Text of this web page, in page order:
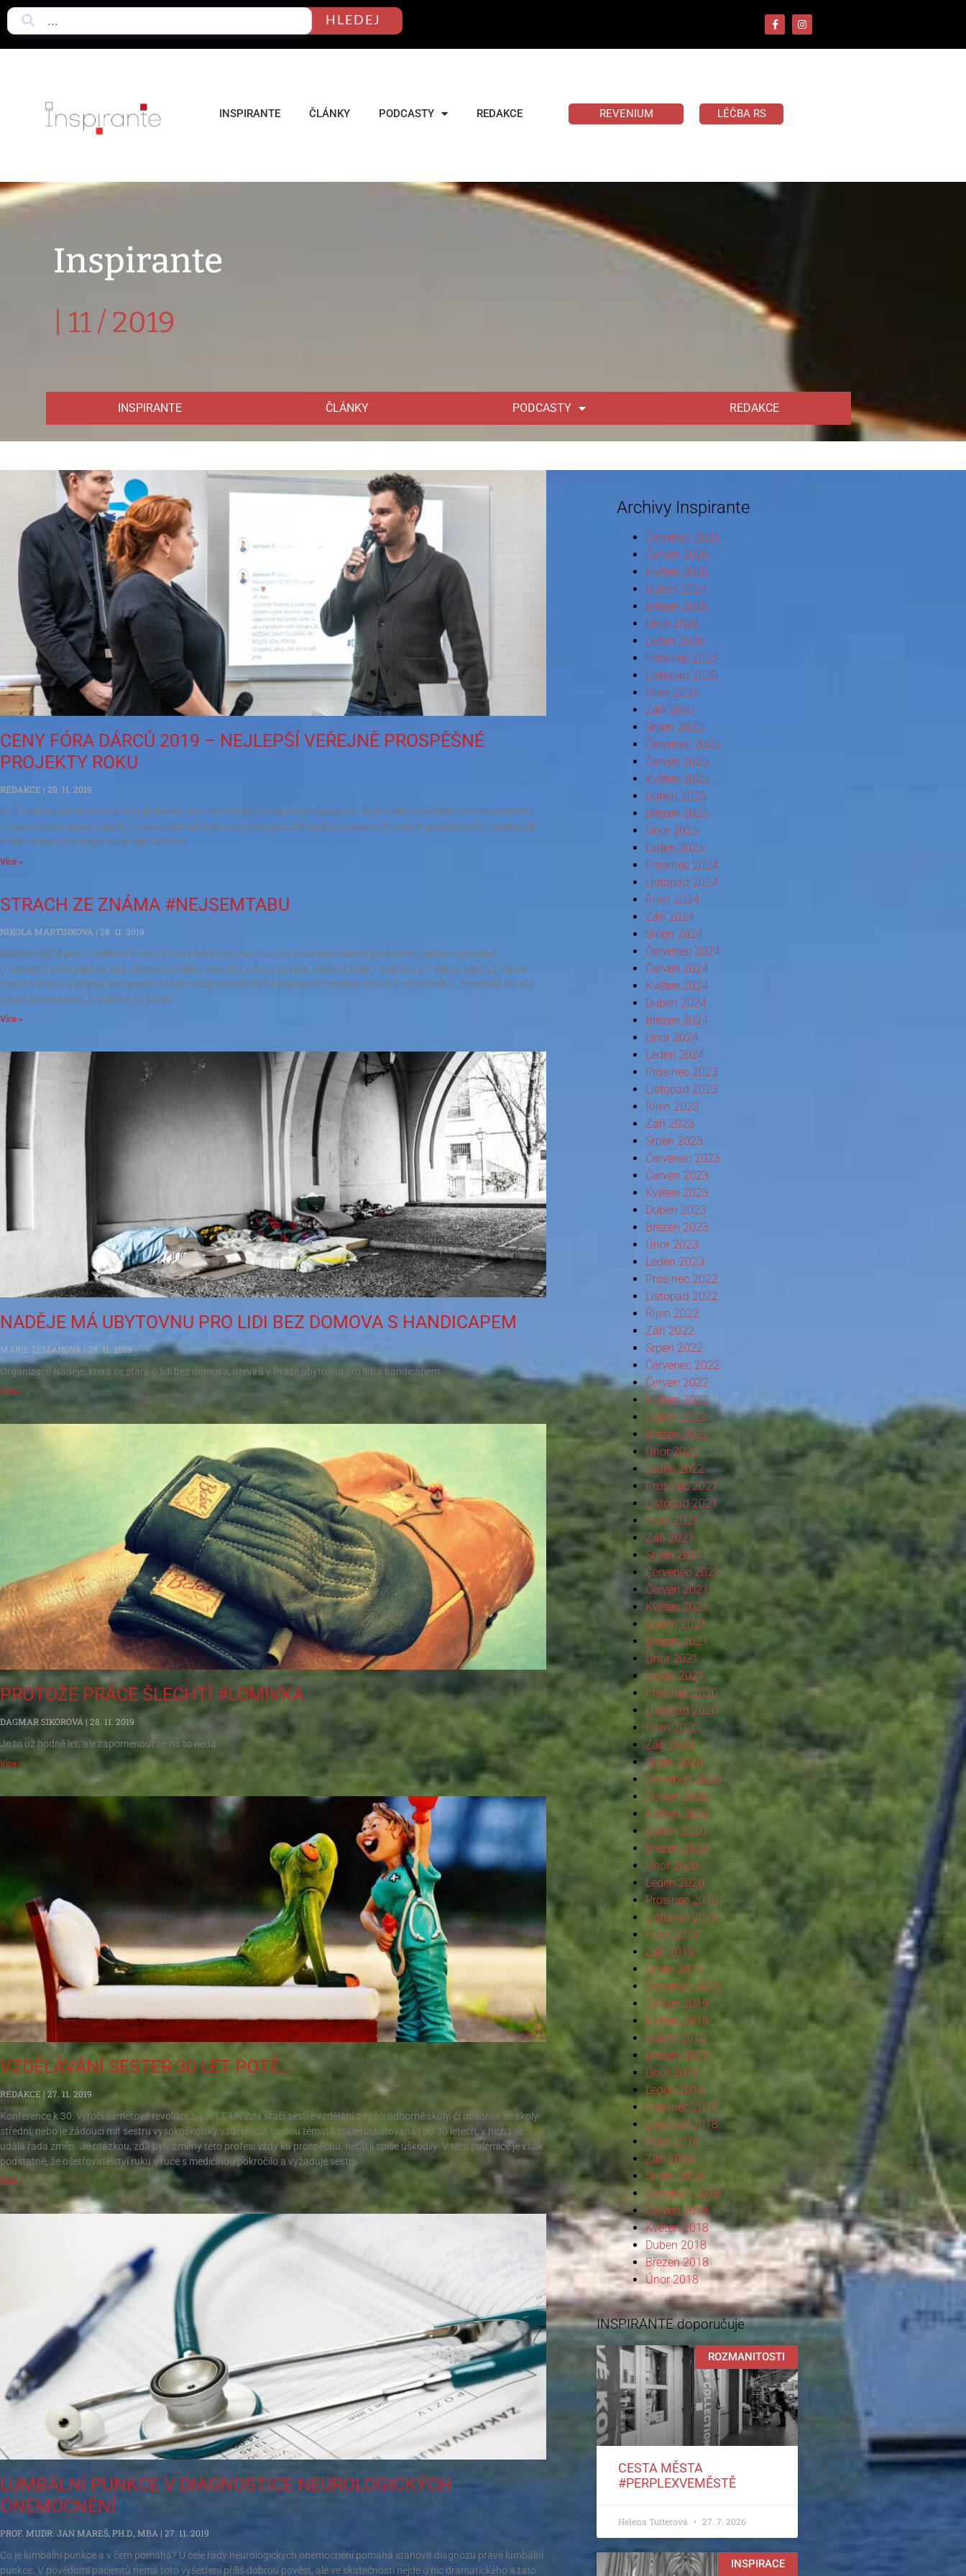
HLEDEJ
INSPIRANTE ČLÁNKY PODCASTY REDAKCE REVENIUM LÉČBA RS
Inspirante
11 / 2019
INSPIRANTE ČLÁNKY PODCASTY REDAKCE
CENY FÓRA DÁRCŮ 2019 – NEJLEPŠÍ VEŘEJNĚ PROSPĚŠNÉ
PROJEKTY ROKU
REDAKCE
29. 11. 2019
Do Cen Fóra dárců se letos opět přihlásilo přes 200 veřejně prospěšných projektů. Stejně jako v loňském roce se soutěžilo
v oboru Komunikace a Sbírky. Hodnotitelé tak měli možnost posoudit kvalitu zajímavých veřejně prospěšných projektů jak
z řad neziskových organizací, tak od firem.
Více »
STRACH ZE ZNÁMA #NEJSEMTABU
NIKOLA MARTINKOVÁ
28. 11. 2019
Můžeme být k smrti vyděšení z toho, že nás čeká něco, co si ani ve snu nedovedeme představit, jak bude probíhat.
U pacientů tohle platí víc než u kohokoli jiného. Strach z toho, co přijde. Bude to bolet? Zvládnu to? Ale co když už máme
něco za sebou a projevy komplikací se nám zdají povědomé? A najednou nemáme strach z neznámého. Zmocňuje se nás
strach právě proto, že tušíme, co přijde…
Více »
NADĚJE MÁ UBYTOVNU PRO LIDI BEZ DOMOVA S HANDICAPEM
MARIE ZEMANOVÁ
28. 11. 2019
Organizace Naděje, která se stará o lidi bez domova, otevírá v Praze ubytovnu pro lidi s handicapem.
Více »
PROTOŽE PRÁCE ŠLECHTÍ #LOMIVKA
DAGMAR SIKOROVÁ
28. 11. 2019
Je to už hodně let, ale zapomenout se na to nedá.
Více »
VZDĚLÁVÁNÍ SESTER 30 LET POTÉ…
REDAKCE
27. 11. 2019
Konference k 30. výročí sametové revoluce na 3. LF UK Zda stačí sestře vzdělání z vyšší odborné školy, či dokonce ze školy
střední, nebo je žádoucí mít sestru vysokoškolsky vzdělanou, to jsou témata stále diskutovaná i po 30 letech, v nichž se
udála řada změn. Je otázkou, zda byly změny této profesi vždy ku prospěchu, nebo jí spíše uškodily. V této polemice je však
podstatné, že ošetřovatelství ruku v ruce s medicínou pokročilo a vyžaduje sestru
Více »
LUMBÁLNÍ PUNKCE V DIAGNOSTICE NEUROLOGICKÝCH
ONEMOCNĚNÍ
PROF. MUDR. JAN MAREŠ, PH.D., MBA
27. 11. 2019
Co je lumbální punkce a v čem pomáhá? U celé řady neurologických onemocnění pomáhá stanovit diagnózu právě lumbální
punkce. V povědomí pacientů nemá toto vyšetření příliš dobrou pověst, ale ve skutečnosti nejde o nic dramatického a tato
Archivy Inspirante
Červenec 2026
Červen 2026
Květen 2026
Duben 2026
Březen 2026
Únor 2026
Leden 2026
Prosinec 2025
Listopad 2025
Říjen 2025
Září 2025
Srpen 2025
Červenec 2025
Červen 2025
Květen 2025
Duben 2025
Březen 2025
Únor 2025
Leden 2025
Prosinec 2024
Listopad 2024
Říjen 2024
Září 2024
Srpen 2024
Červenec 2024
Červen 2024
Květen 2024
Duben 2024
Březen 2024
Únor 2024
Leden 2024
Prosinec 2023
Listopad 2023
Říjen 2023
Září 2023
Srpen 2023
Červenec 2023
Červen 2023
Květen 2023
Duben 2023
Březen 2023
Únor 2023
Leden 2023
Prosinec 2022
Listopad 2022
Říjen 2022
Září 2022
Srpen 2022
Červenec 2022
Červen 2022
Květen 2022
Duben 2022
Březen 2022
Únor 2022
Leden 2022
Prosinec 2021
Listopad 2021
Říjen 2021
Září 2021
Srpen 2021
Červenec 2021
Červen 2021
Květen 2021
Duben 2021
Březen 2021
Únor 2021
Leden 2021
Prosinec 2020
Listopad 2020
Říjen 2020
Září 2020
Srpen 2020
Červenec 2020
Červen 2020
Květen 2020
Duben 2020
Březen 2020
Únor 2020
Leden 2020
Prosinec 2019
Listopad 2019
Říjen 2019
Září 2019
Srpen 2019
Červenec 2019
Červen 2019
Květen 2019
Duben 2019
Březen 2019
Únor 2019
Leden 2019
Prosinec 2018
Listopad 2018
Říjen 2018
Září 2018
Srpen 2018
Červenec 2018
Červen 2018
Květen 2018
Duben 2018
Březen 2018
Únor 2018
INSPIRANTE doporučuje
ROZMANITOSTI
CESTA MĚSTA
#PERPLEXVEMĚSTĚ
Helena Tutterová 27. 7. 2026
INSPIRACE